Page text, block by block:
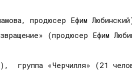
продюсер Ефим
(продюсер Ефим
группа «Черчилля» (21